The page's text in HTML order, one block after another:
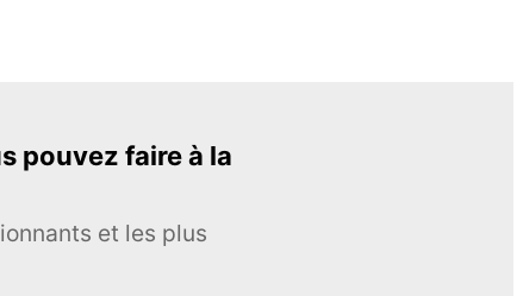
pouvez faire à la
et les plus